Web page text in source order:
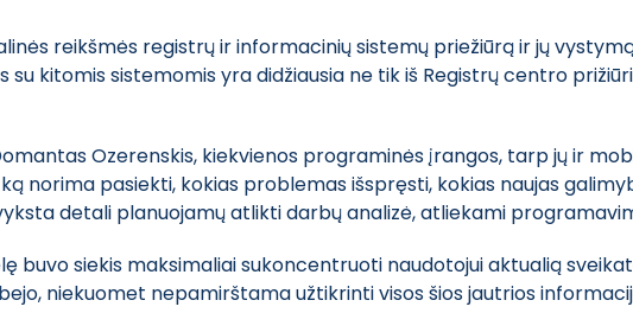
reikšmės registrų ir informacinių sistemų priežiūrą ir jų
kitomis sistemomis yra didžiausia ne tik iš Registrų centro
Ozerenskis, kiekvienos programinės įrangos, tarp jų ir
norima pasiekti, kokias problemas išspręsti, kokias naujas
detali planuojamų atlikti darbų analizė, atliekami
buvo siekis maksimaliai sukoncentruoti naudotojui aktualią
niekuomet nepamirštama užtikrinti visos šios jautrios